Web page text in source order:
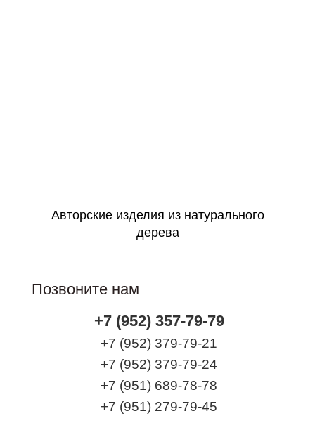
Авторские изделия из натурального
дерева
Позвоните нам
+7 (952) 357-79-79
+7 (952) 379-79-21
+7 (952) 379-79-24
+7 (951) 689-78-78
+7 (951) 279-79-45